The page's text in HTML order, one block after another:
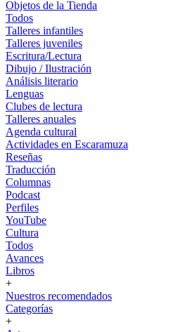
Objetos de la Tienda
Todos
Talleres infantiles
Talleres juveniles
Escritura/Lectura
Dibujo / Ilustración
Análisis literario
Lenguas
Clubes de lectura
Talleres anuales
Agenda cultural
Actividades en Escaramuza
Reseñas
Traducción
Columnas
Podcast
Perfiles
YouTube
Cultura
Todos
Avances
Libros
+
Nuestros recomendados
Categorías
+